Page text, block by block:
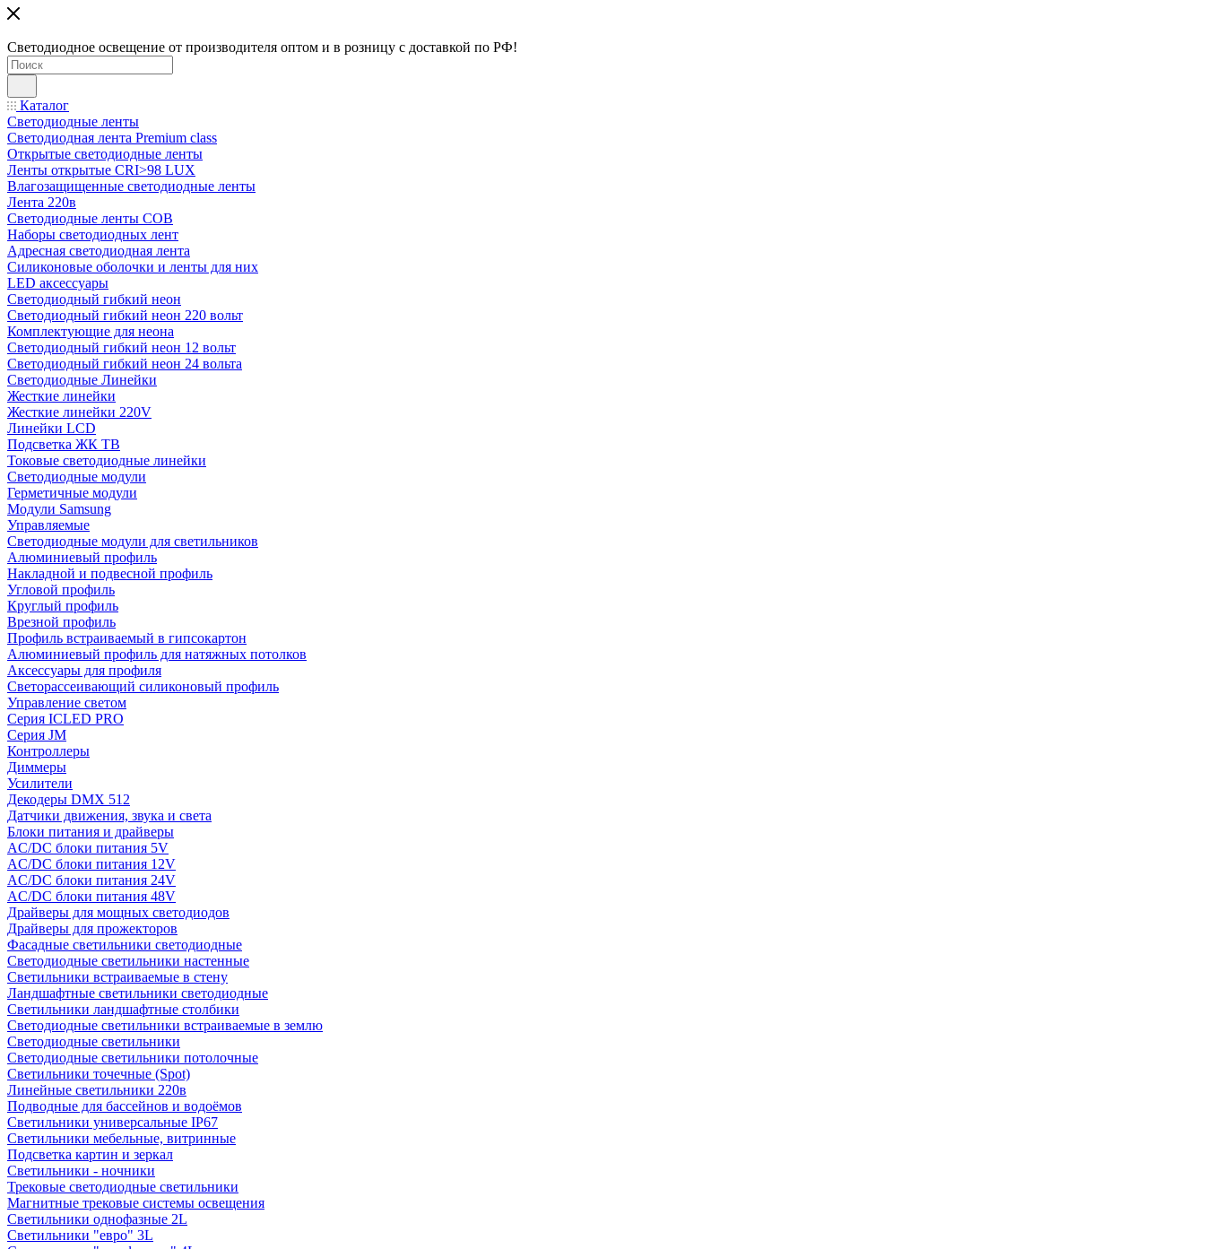
Светодиодное освещение от производителя оптом и в розницу с доставкой по РФ!
Каталог
Светодиодные ленты
Светодиодная лента Premium class
Открытые светодиодные ленты
Ленты открытые CRI>98 LUX
Влагозащищенные светодиодные ленты
Лента 220в
Светодиодные ленты COB
Наборы светодиодных лент
Адресная светодиодная лента
Силиконовые оболочки и ленты для них
LED аксессуары
Светодиодный гибкий неон
Светодиодный гибкий неон 220 вольт
Комплектующие для неона
Светодиодный гибкий неон 12 вольт
Светодиодный гибкий неон 24 вольта
Светодиодные Линейки
Жесткие линейки
Жесткие линейки 220V
Линейки LCD
Подсветка ЖК ТВ
Токовые светодиодные линейки
Светодиодные модули
Герметичные модули
Модули Samsung
Управляемые
Светодиодные модули для светильников
Алюминиевый профиль
Накладной и подвесной профиль
Угловой профиль
Круглый профиль
Врезной профиль
Профиль встраиваемый в гипсокартон
Алюминиевый профиль для натяжных потолков
Аксессуары для профиля
Светорассеивающий силиконовый профиль
Управление светом
Серия ICLED PRO
Серия JM
Контроллеры
Диммеры
Усилители
Декодеры DMX 512
Датчики движения, звука и света
Блоки питания и драйверы
AC/DC блоки питания 5V
AC/DC блоки питания 12V
AC/DC блоки питания 24V
AC/DC блоки питания 48V
Драйверы для мощных светодиодов
Драйверы для прожекторов
Фасадные светильники светодиодные
Светодиодные светильники настенные
Светильники встраиваемые в стену
Ландшафтные светильники светодиодные
Светильники ландшафтные столбики
Светодиодные светильники встраиваемые в землю
Светодиодные светильники
Светодиодные светильники потолочные
Светильники точечные (Spot)
Линейные светильники 220в
Подводные для бассейнов и водоёмов
Светильники универсальные IP67
Светильники мебельные, витринные
Подсветка картин и зеркал
Светильники - ночники
Трековые светодиодные светильники
Магнитные трековые системы освещения
Светильники однофазные 2L
Светильники "евро" 3L